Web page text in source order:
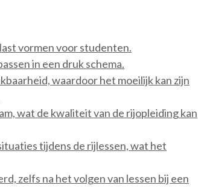
vormen voor studenten.
in een druk schema.
waardoor het moeilijk kan zijn
wat de kwaliteit van de rijopleiding kan
tijdens de rijlessen, wat het
zelfs na het volgen van lessen bij een